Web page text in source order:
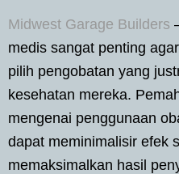
Midwest Garage Builders
medis sangat penting
pilih pengobatan yang
kesehatan mereka.
mengenai penggunaan
dapat meminimalisir efek
memaksimalkan hasil